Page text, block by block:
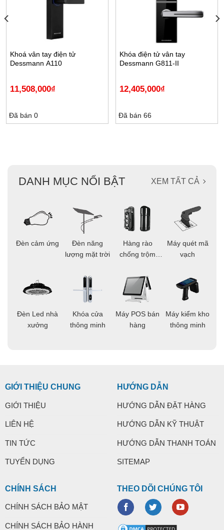
Khoá vân tay điện tử
Dessmann A110
11,508,000₫
Đã bán 0
Khóa điện tử vân tay
Dessmann G811-II
12,405,000₫
Đã bán 66
DANH MỤC NỔI BẬT XEM TẤT CẢ
Đèn cảm ứng
Đèn Led nhà
xưởng
Đèn năng
lượng mặt trời
Khóa cửa
thông minh
Hàng rào
chống trộm
Máy POS bán
hàng
Máy quét mã
vạch
Máy kiểm kho
thông minh
GIỚI THIỆU CHUNG
GIỚI THIỆU
LIÊN HỆ
TIN TỨC
TUYỂN DỤNG
HƯỚNG DẪN
HƯỚNG DẪN ĐẶT HÀNG
HƯỚNG DẪN KỸ THUẬT
HƯỚNG DẪN THANH TOÁN
SITEMAP
CHÍNH SÁCH
CHÍNH SÁCH BẢO MẬT
CHÍNH SÁCH BẢO HÀNH
THEO DÕI CHÚNG TÔI